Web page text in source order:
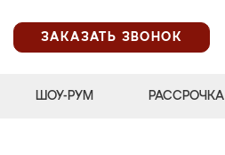
ЗАКАЗАТЬ ЗВОНОК
ШОУ-РУМ РАССРОЧКА